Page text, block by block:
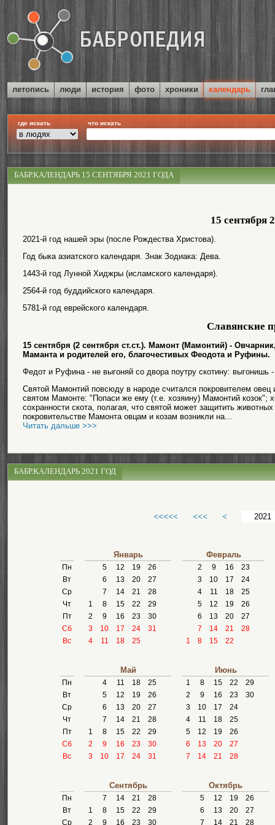
летопись люди история фото хроники календарь
где искать что искать
БАБР.КАЛЕНДАРЬ 15 СЕНТЯБРЯ 2021 ГОДА
15 сентября
2021-й год нашей эры (после Рождества Христова).
Год быка азиатского календаря. Знак Зодиака: Дева.
1443-й год Лунной Хиджры (исламского календаря).
2564-й год буддийского календаря.
5781-й год еврейского календаря.
Славянские
15 сентября (2 сентября ст.ст.). Мамонт (Мамонтий) -
Маманта и родителей его, благочестивых Феодота и Руфины.
Федот и Руфина - не выгоняй со двора поутру скотину: выгонишь
Святой Мамонтий повсюду в народе считался покровителем овец
святом Мамонте: "Попаси же ему (т.е. хозяину) Мамонтий
сохранности скота, полагая, что святой может защитить
покровительстве Мамонта овцам и козам возникли на...
Читать дальше >>>
БАБР.КАЛЕНДАРЬ 2021 ГОД
<<<<< <<< <
Пн
Вт
Ср
Чт
Пт
Сб
Вс
Январь
5 12 19
26
6
13 20
27
7
14 21
28
1
8 15 22
29
2
9 16 23
30
3
10 17 24
31
4
11 18 25
Февраль
2 9 16
23
3
10 17
24
4
11 18
25
5
12 19
26
6
13 20
27
7
14 21
28
1
8 15 22
Пн
Вт
Ср
Чт
Пт
Сб
Вс
Май
4 11 18
25
5
12 19
26
6
13 20
27
7
14 21
28
1
8 15 22
29
2
9 16 23
30
3
10 17 24 31
Июнь
1 8 15 22
29
2
9 16 23
30
3
10 17
24
4
11 18
25
5
12 19
26
6
13 20
27
7
14 21 28
Пн
Вт
Ср
Сентябрь
7 14 21
28
1
8 15 22
29
2
9 16 23
30
Октябрь
5 12 19
26
6
13 20
27
7
14 21
28